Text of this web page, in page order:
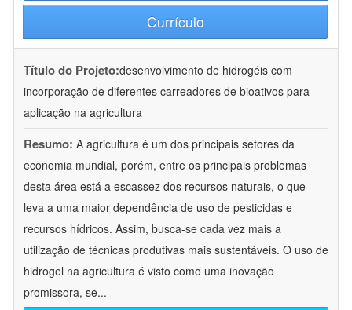
Currículo
Título do Projeto:desenvolvimento de hidrogéis com
incorporação de diferentes carreadores de bioativos para
aplicação na agricultura
Resumo: A agricultura é um dos principais setores da
economia mundial, porém, entre os principais problemas
desta área está a escassez dos recursos naturais, o que
leva a uma maior dependência de uso de pesticidas e
recursos hídricos. Assim, busca-se cada vez mais a
utilização de técnicas produtivas mais sustentáveis. O uso de
hidrogel na agricultura é visto como uma inovação
promissora, se...